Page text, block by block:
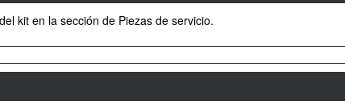
kit en la sección de Piezas de servicio.